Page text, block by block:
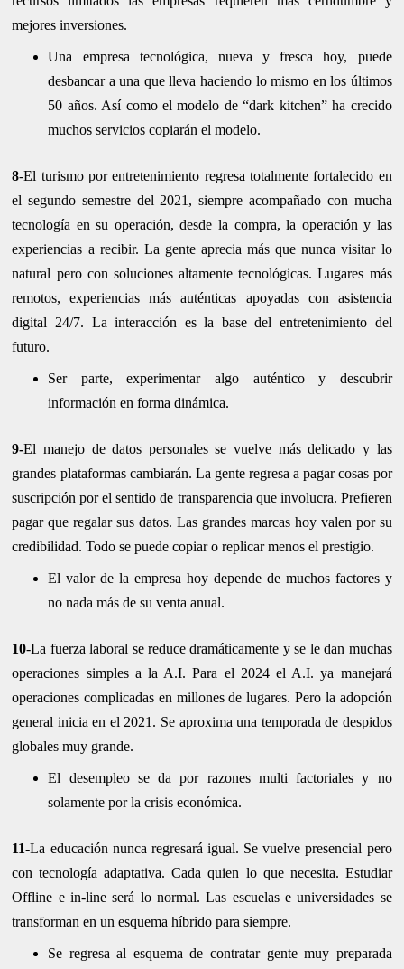
mejores inversiones.
Una empresa tecnológica, nueva y fresca hoy, puede
desbancar a una que lleva haciendo lo mismo en los últimos
50 años. Así como el modelo de “dark kitchen” ha crecido
muchos servicios copiarán el modelo.
8-El turismo por entretenimiento regresa totalmente fortalecido en
el segundo semestre del 2021, siempre acompañado con mucha
tecnología en su operación, desde la compra, la operación y las
experiencias a recibir. La gente aprecia más que nunca visitar lo
natural pero con soluciones altamente tecnológicas. Lugares más
remotos, experiencias más auténticas apoyadas con asistencia
digital 24/7. La interacción es la base del entretenimiento del
futuro.
Ser parte, experimentar algo auténtico y descubrir
información en forma dinámica.
9-El manejo de datos personales se vuelve más delicado y las
grandes plataformas cambiarán. La gente regresa a pagar cosas por
suscripción por el sentido de transparencia que involucra. Prefieren
pagar que regalar sus datos. Las grandes marcas hoy valen por su
credibilidad. Todo se puede copiar o replicar menos el prestigio.
El valor de la empresa hoy depende de muchos factores y
no nada más de su venta anual.
10-La fuerza laboral se reduce dramáticamente y se le dan muchas
operaciones simples a la A.I. Para el 2024 el A.I. ya manejará
operaciones complicadas en millones de lugares. Pero la adopción
general inicia en el 2021. Se aproxima una temporada de despidos
globales muy grande.
El desempleo se da por razones multi factoriales y no
solamente por la crisis económica.
11-La educación nunca regresará igual. Se vuelve presencial pero
con tecnología adaptativa. Cada quien lo que necesita. Estudiar
Offline e in-line será lo normal. Las escuelas e universidades se
transforman en un esquema híbrido para siempre.
Se regresa al esquema de contratar gente muy preparada